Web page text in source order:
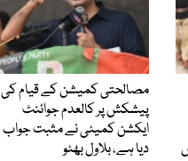
مصالحتی کمیشن کے قیام کی
پیشکش پر کالعدم جوائنٹ
ایکشن کمیٹی نے مثبت جواب
دیا ہے، بلاول بھٹو